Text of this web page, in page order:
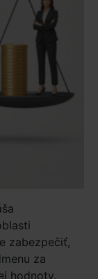
zabezpečiť,
za
hodnoty.